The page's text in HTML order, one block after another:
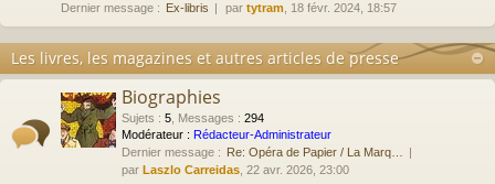
Dernier message : Ex-libris par tytram , 18 févr. 2024, 18:57
Les livres, les magazines et autres articles de presse
Biographies
Sujets : 5 Messages : 294
Modérateur : Rédacteur-Administrateur
Dernier message : Re: Opéra de Papier / La Marq…
par Laszlo Carreidas , 22 avr. 2026, 23:00